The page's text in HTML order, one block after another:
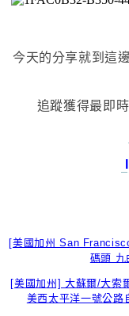
今天的分享就到這
追蹤獲得最即
[美國加州 San
碼頭 九
[美國加州] 大蘇爾/大索
美西太平洋一號公